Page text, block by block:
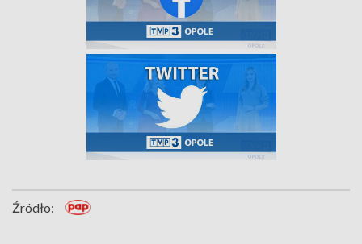
Źródło: